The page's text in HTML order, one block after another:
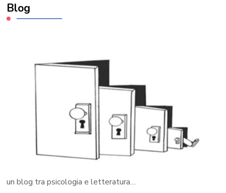
Blog
un blog tra psicologia e letteratura…